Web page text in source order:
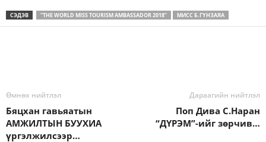
СЭДЭВ “THE WORLD MISS TOURISM AMBASSADOR 2018” МИСС Б.ГҮНЗАЯА
Өмнөх нийтлэл
Бяцхан гавьяатын
АМЖИЛТЫН БУУХИА
үргэлжилсээр…
Дараагийн нийтлэл
Поп Дива С.Наран
“ДҮРЭМ”-ийг зөрчив…